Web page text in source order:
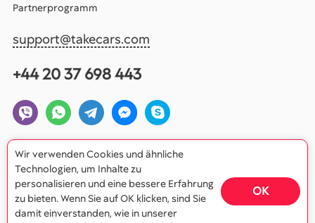
Partnerprogramm
support@takecars.com
+44 20 37 698 443
Wir verwenden Cookies und ähnliche
Technologien, um Inhalte zu
personalisieren und eine bessere Erfahrung
zu bieten. Wenn Sie auf OK klicken, sind Sie
damit einverstanden, wie in unserer
OK